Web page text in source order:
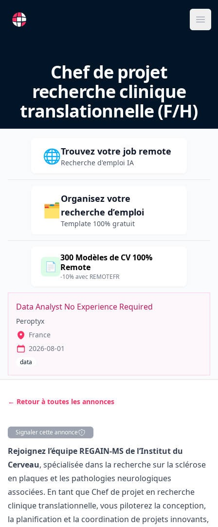
RemoteFR
Chef de projet
recherche clinique
translationnelle (F/H)
🌐Trouvez votre job remote
Recherche d'emploi IA
🗂️
Organisez votre
recherche d’emploi
Template 100% gratuit
📄
300 Modèles de CV 100%
Remote
-10% avec REMOTEFR
Data Analyst No Experience Required
Peroptyx
France
2026-08-01
data
← Retour à toutes les annonces
Signaler cette annonce
Description
Rejoignez l’équipe REGAIN-MS de l’Institut du
Cerveau, spécialisée dans la recherche sur la sclérose
en plaques et les pathologies neurologiques
associées. En tant que Chef de projet en recherche
clinique translationnelle, vous piloterez la conception,
la planification et la coordination de projets innovants,